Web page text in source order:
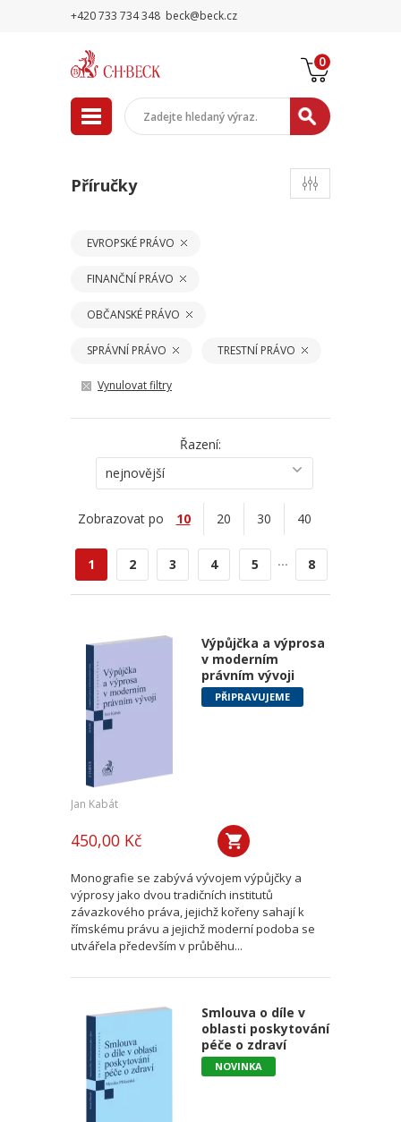
+420 733 734 348 beck@beck.cz
0
Příručky
EVROPSKÉ PRÁVO
FINANČNÍ PRÁVO
OBČANSKÉ PRÁVO
SPRÁVNÍ PRÁVO TRESTNÍ PRÁVO
Vynulovat filtry
Řazení:
nejnovější
Zobrazovat po 10 20 30 40
1 2 3 4 5 ... 8
Výpůjčka a výprosa
v moderním
právním vývoji
PŘIPRAVUJEME
Jan Kabát
450,00 Kč
Monografie se zabývá vývojem výpůjčky a
výprosy jako dvou tradičních institutů
závazkového práva, jejichž kořeny sahají k
římskému právu a jejichž moderní podoba se
utvářela především v průběhu...
Smlouva o díle v
oblasti poskytování
péče o zdraví
NOVINKA